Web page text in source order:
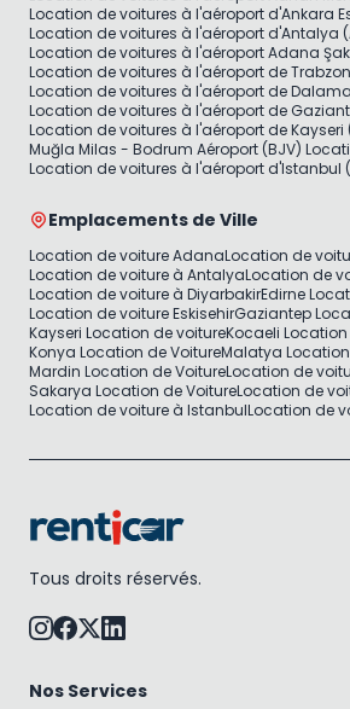
Location de voitures à l'aéroport d'Ankara
Location de voitures à l'aéroport d'Antalya
Location de voitures à l'aéroport Adana
Location de voitures à l'aéroport de Trabzon
Location de voitures à l'aéroport de
Location de voitures à l'aéroport de
Location de voitures à l'aéroport de Kayseri
Muğla Milas - Bodrum Aéroport (BJV)
Location de voitures à l'aéroport d'Istanbul
Emplacements de Ville
Location de voiture AdanaLocation de
Location de voiture à AntalyaLocation de
Location de voiture à DiyarbakirEdirne
Location de voiture EskisehirGaziantep
Kayseri Location de voitureKocaeli
Konya Location de VoitureMalatya
Mardin Location de VoitureLocation de
Sakarya Location de VoitureLocation de
Location de voiture à IstanbulLocation de
Tous droits réservés.
Nos Services